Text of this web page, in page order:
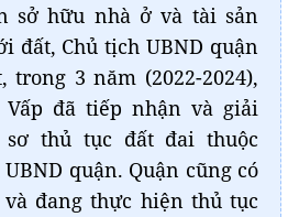
sở hữu nhà ở và tài sản
đất, Chủ tịch UBND quận
trong 3 năm (2022-2024),
Vấp đã tiếp nhận và giải
sơ thủ tục đất đai thuộc
quận. Quận cũng có
đang thực hiện thủ tục